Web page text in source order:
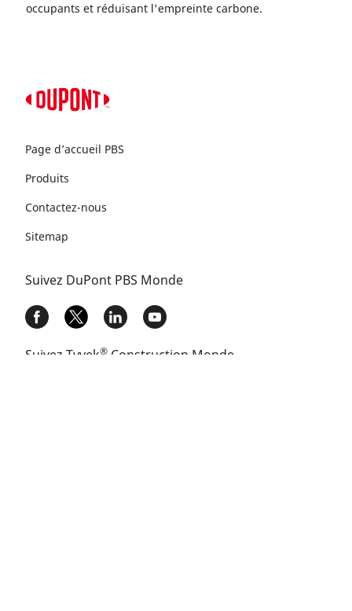
occupants et réduisant l'empreinte carbone.
Page d’accueil PBS
Produits
Contactez-nous
Sitemap
Suivez DuPont PBS Monde
Suivez Tyvek®Construction Monde​